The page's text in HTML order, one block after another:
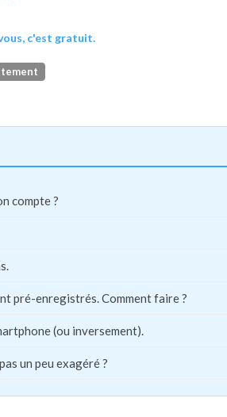
c'est gratuit.
compte ?
pré-enregistrés. Comment faire ?
(ou inversement).
un peu exagéré ?